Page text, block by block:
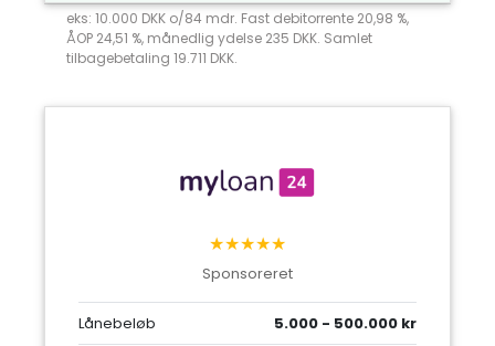
eks: 10.000 DKK o/84 mdr. Fast debitorrente 20,98 %,
ÅOP 24,51 %, månedlig ydelse 235 DKK. Samlet
tilbagebetaling 19.711 DKK.
★★★★★
Sponsoreret
Lånebeløb
5.000 - 500.000 kr